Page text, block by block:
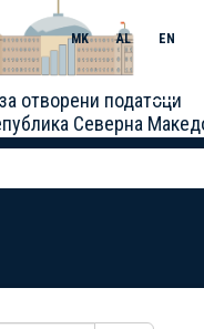
отворени податоци
Северна
MK AL EN
Toggle